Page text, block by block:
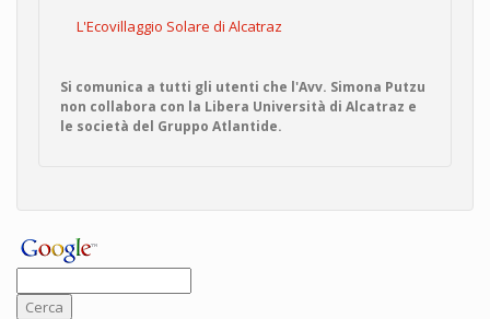
L'Ecovillaggio Solare di Alcatraz
Si comunica a tutti gli utenti che l'Avv. Simona Putzu
non collabora con la Libera Università di Alcatraz e
le società del Gruppo Atlantide.